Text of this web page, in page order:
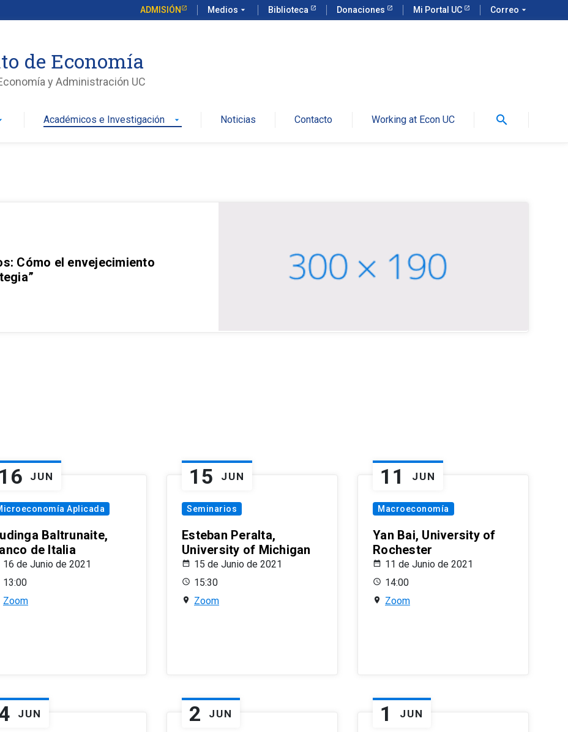
ADMISIÓN Medios arrow_drop_down Biblioteca Donaciones Mi Portal UC Correo arrow_drop_down
de Economía
y Administración UC
Académicos e Investigación arrow_drop_down Noticias Contacto Working at Econ UC search
Cómo el envejecimiento
16 JUN
Aplicada
Baltrunaite,
de Italia
16 de Junio de 2021
13:00
Zoom
15 JUN
Seminarios
Esteban Peralta,
University of Michigan
15 de Junio de 2021
15:30
Zoom
11 JUN
Macroeconomía
Yan Bai, University of
Rochester
11 de Junio de 2021
14:00
Zoom
JUN 2 JUN 1 JUN